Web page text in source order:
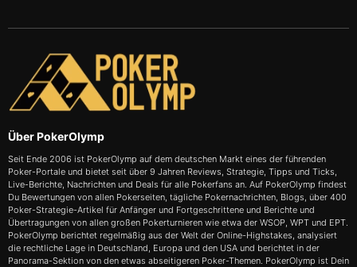
Über PokerOlymp
Seit Ende 2006 ist PokerOlymp auf dem deutschen Markt eines der führenden
Poker-Portale und bietet seit über 9 Jahren Reviews, Strategie, Tipps und Ticks,
Live-Berichte, Nachrichten und Deals für alle Pokerfans an. Auf PokerOlymp findest
Du Bewertungen von allen Pokerseiten, tägliche Pokernachrichten, Blogs, über 400
Poker-Strategie-Artikel für Anfänger und Fortgeschrittene und Berichte und
Übertragungen von allen großen Pokerturnieren wie etwa der WSOP, WPT und EPT.
PokerOlymp berichtet regelmäßig aus der Welt der Online-Highstakes, analysiert
die rechtliche Lage in Deutschland, Europa und den USA und berichtet in der
Panorama-Sektion von den etwas abseitigeren Poker-Themen. PokerOlymp ist Dein